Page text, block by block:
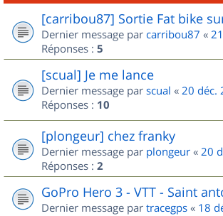
[carribou87] Sortie Fat bike
Dernier message par carribou87 «
Réponses : 5
[scual] Je me lance
Dernier message par scual « 20 déc.
Réponses : 10
[plongeur] chez franky
Dernier message par plongeur « 20
Réponses : 2
GoPro Hero 3 - VTT - Saint
Dernier message par tracegps « 18